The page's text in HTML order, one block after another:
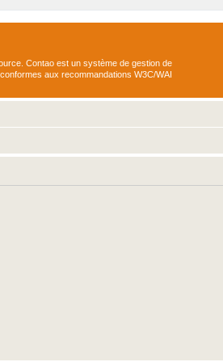
Contao est un système de gestion de
aux recommandations W3C/WAI